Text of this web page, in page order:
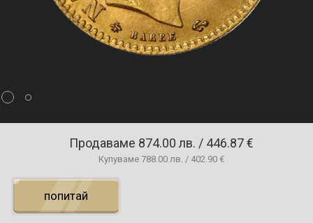
Продаваме 874.00 лв. / 446.87 €
Купуваме 788.00 лв. / 402.90 €
попитай